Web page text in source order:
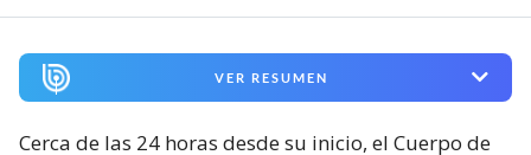
VER RESUMEN
Cerca de las 24 horas desde su inicio, el Cuerpo de